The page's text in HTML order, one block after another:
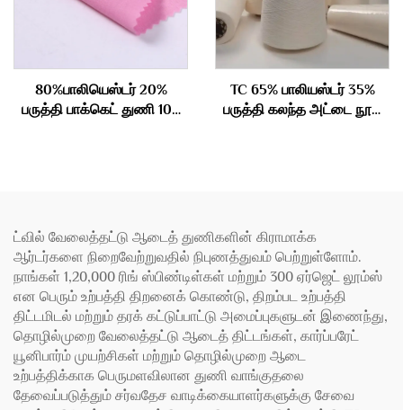
80%பாலியெஸ்டர் 20%
பருத்தி பாக்கெட் துணி 100
TC 65% பாலியஸ்டர் 35%
பருத்தி கலந்த அட்டை நூல்
ட்வில் வேலைத்தட்டு ஆடைத் துணிகளின் கிராமாக்க
ஆர்டர்களை நிறைவேற்றுவதில் நிபுணத்துவம் பெற்றுள்ளோம்.
நாங்கள் 1,20,000 ரிங் ஸ்பிண்டிள்கள் மற்றும் 300 ஏர்ஜெட் லூம்ஸ்
என பெரும் உற்பத்தி திறனைக் கொண்டு, திறம்பட உற்பத்தி
திட்டமிடல் மற்றும் தரக் கட்டுப்பாட்டு அமைப்புகளுடன் இணைந்து,
தொழில்முறை வேலைத்தட்டு ஆடைத் திட்டங்கள், கார்ப்பரேட்
யூனிபார்ம் முயற்சிகள் மற்றும் தொழில்முறை ஆடை
உற்பத்திக்காக பெருமளவிலான துணி வாங்குதலை
தேவைப்படுத்தும் சர்வதேச வாடிக்கையாளர்களுக்கு சேவை